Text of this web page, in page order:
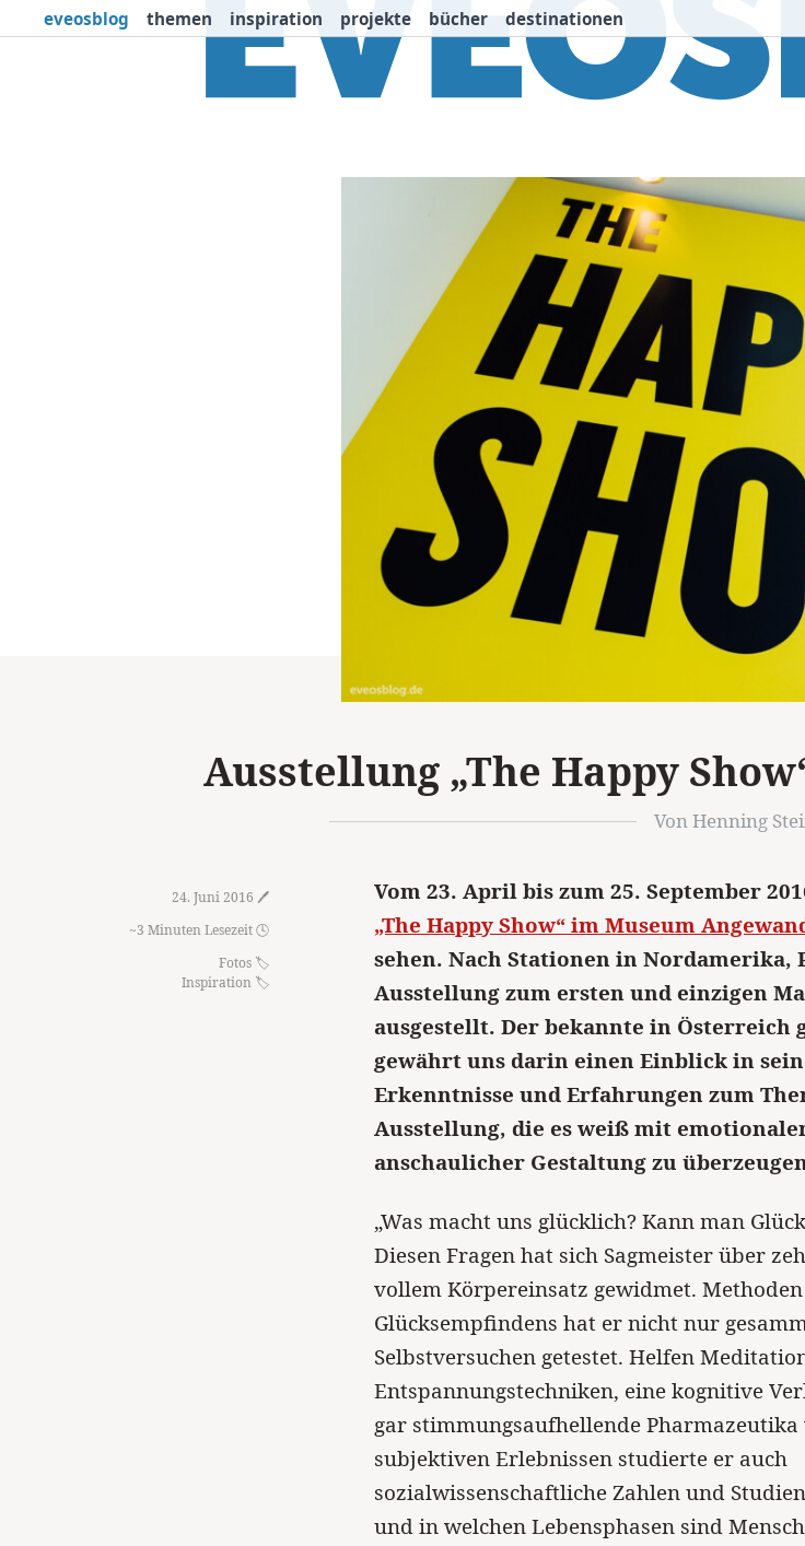
eveosblog themen inspiration projekte bücher destinationen
Projekte Inspiration Destinationen
Ausstellung „The Happy
Von Henning
24. Juni 2016 🖊️
~3 Minuten Lesezeit 🕓
Fotos
Inspiration
Vom 23. April bis zum 25. September
„The Happy Show“ im Museum
sehen. Nach Stationen in Nordamerika,
Ausstellung zum ersten und einzigen
ausgestellt. Der bekannte in Österreich
gewährt uns darin einen Einblick in
Erkenntnisse und Erfahrungen zum
Ausstellung, die es weiß mit
anschaulicher Gestaltung zu
„Was macht uns glücklich? Kann man
Diesen Fragen hat sich Sagmeister über
vollem Körpereinsatz gewidmet.
Glücksempfindens hat er nicht nur
Selbstversuchen getestet. Helfen
Entspannungstechniken, eine kognitive
gar stimmungsaufhellende Pharmazeutika
subjektiven Erlebnissen studierte er auch
sozialwissenschaftliche Zahlen und
und in welchen Lebensphasen sind